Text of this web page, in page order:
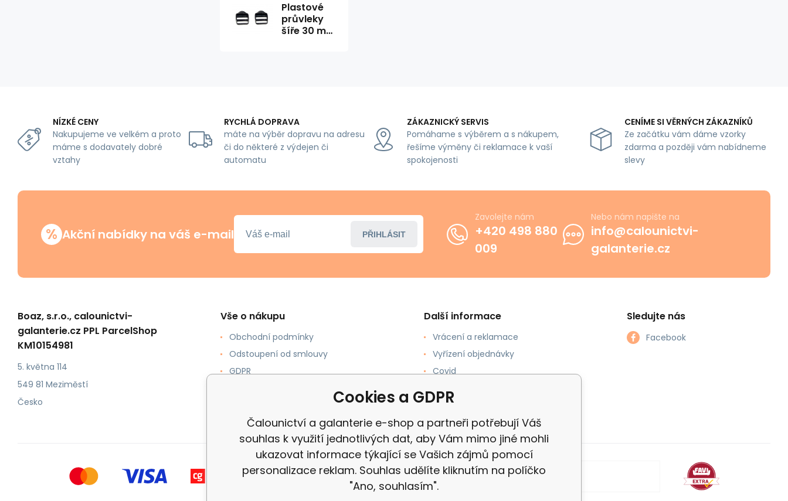
Plastové
průvleky
šíře 30 mm
NÍZKÉ CENY
Nakupujeme ve velkém a proto
máme s dodavately dobré
vztahy
RYCHLÁ DOPRAVA
máte na výběr dopravu na adresu
či do některé z výdejen či
automatu
ZÁKAZNICKÝ SERVIS
Pomáhame s výběrem a s nákupem,
řešíme výměny či reklamace k vaší
spokojenosti
CENÍME SI VĚRNÝCH ZÁKAZNÍKŮ
Ze začátku vám dáme vzorky
zdarma a později vám nabídneme
slevy
% Akční nabídky na váš e-mail PŘIHLÁSIT
Zavolejte nám
+420 498 880
009
Nebo nám napište na
info@calounictvi-
galanterie.cz
Boaz, s.r.o., calounictvi-
galanterie.cz PPL ParcelShop
KM10154981
5. května 114
549 81 Meziměstí
Česko
Vše o nákupu
Obchodní podmínky
Odstoupení od smlouvy
GDPR
Další informace
Vrácení a reklamace
Vyřízení objednávky
Covid
Sledujte nás
Facebook
Cookies a GDPR
Čalounictví a galanterie e-shop a partneři potřebují Váš
souhlas k využití jednotlivých dat, aby Vám mimo jiné mohli
ukazovat informace týkající se Vašich zájmů pomocí
personalizace reklam. Souhlas udělíte kliknutím na políčko
"Ano, souhlasím".